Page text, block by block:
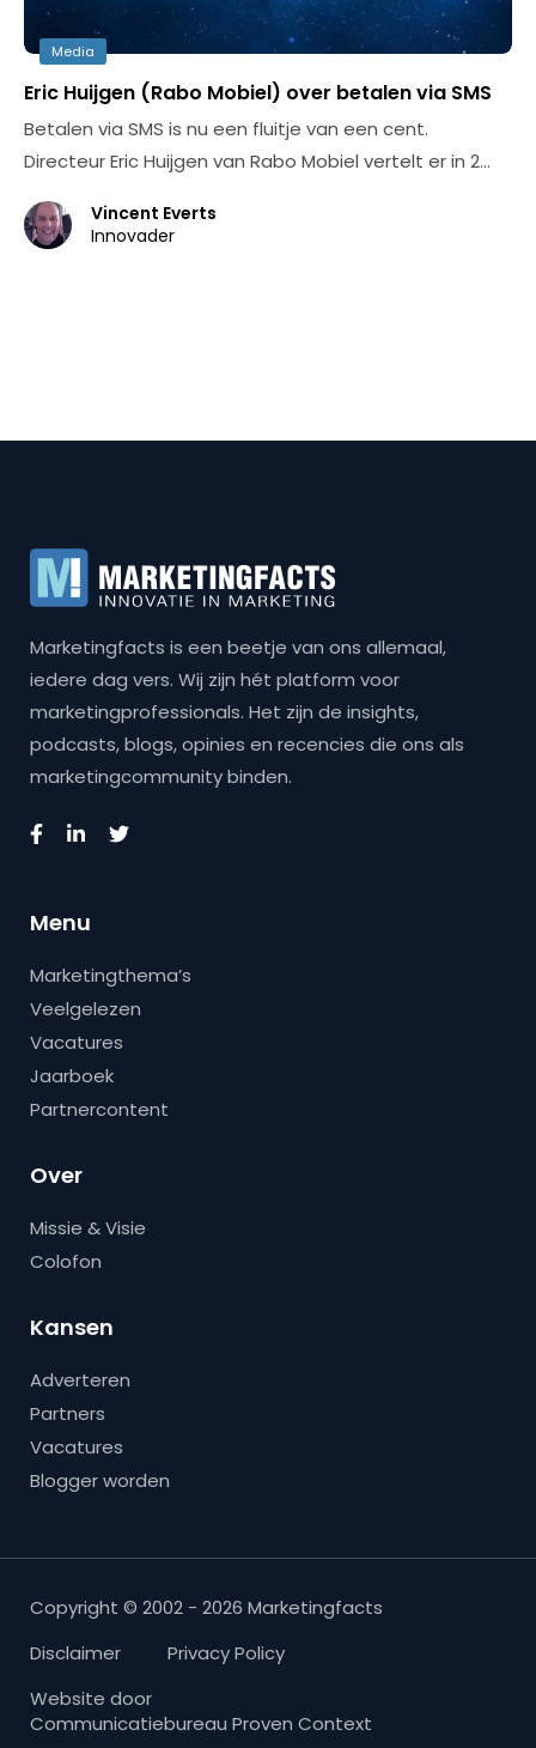
Media
Eric Huijgen (Rabo Mobiel) over betalen via SMS
Betalen via SMS is nu een fluitje van een cent.
Directeur Eric Huijgen van Rabo Mobiel vertelt er in 2…
Vincent Everts
Innovader
Marketingfacts is een beetje van ons allemaal,
iedere dag vers. Wij zijn hét platform voor
marketingprofessionals. Het zijn de insights,
podcasts, blogs, opinies en recencies die ons als
marketingcommunity binden.
Menu
Marketingthema’s
Veelgelezen
Vacatures
Jaarboek
Partnercontent
Over
Missie & Visie
Colofon
Kansen
Adverteren
Partners
Vacatures
Blogger worden
Copyright © 2002 - 2026 Marketingfacts
Disclaimer
Privacy Policy
Website door
Communicatiebureau Proven Context